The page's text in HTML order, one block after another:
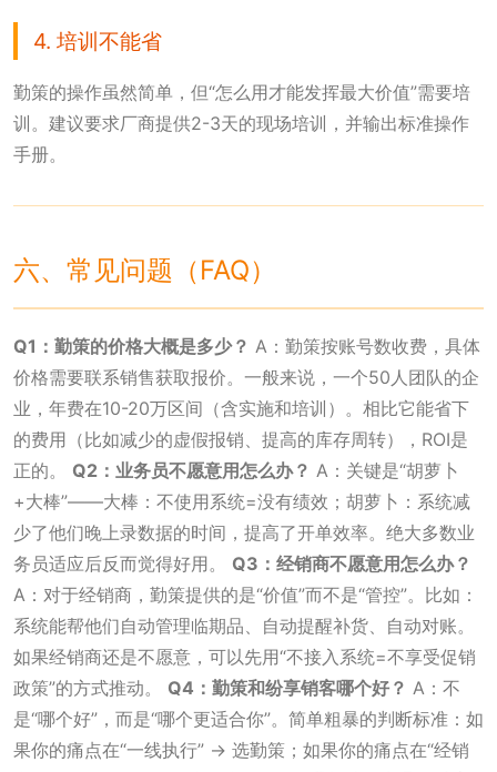
4. 培训不能省
勤策的操作虽然简单，但“怎么用才能发挥最大价值”需要培
训。建议要求厂商提供2-3天的现场培训，并输出标准操作
手册。
六、常见问题（FAQ）
Q1：勤策的价格大概是多少？ A：勤策按账号数收费，具体
价格需要联系销售获取报价。一般来说，一个50人团队的企
业，年费在10-20万区间（含实施和培训）。相比它能省下
的费用（比如减少的虚假报销、提高的库存周转），ROI是
正的。 Q2：业务员不愿意用怎么办？ A：关键是“胡萝卜
+大棒”——大棒：不使用系统=没有绩效；胡萝卜：系统减
少了他们晚上录数据的时间，提高了开单效率。绝大多数业
务员适应后反而觉得好用。 Q3：经销商不愿意用怎么办？
A：对于经销商，勤策提供的是“价值”而不是“管控”。比如：
系统能帮他们自动管理临期品、自动提醒补货、自动对账。
如果经销商还是不愿意，可以先用“不接入系统=不享受促销
政策”的方式推动。 Q4：勤策和纷享销客哪个好？ A：不
是“哪个好”，而是“哪个更适合你”。简单粗暴的判断标准：如
果你的痛点在“一线执行” → 选勤策；如果你的痛点在“经销